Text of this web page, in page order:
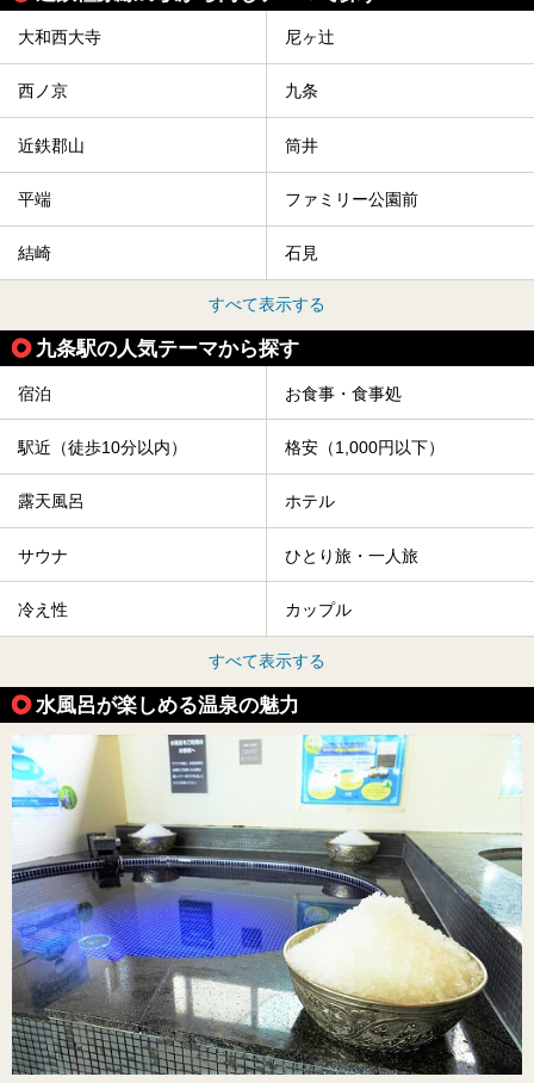
大和西大寺 尼ヶ辻
西ノ京 九条
近鉄郡山 筒井
平端 ファミリー公園前
結崎 石見
すべて表示する
九条駅の人気テーマから探す
宿泊 お食事・食事処
駅近（徒歩10分以内） 格安（1,000円以下）
露天風呂 ホテル
サウナ ひとり旅・一人旅
冷え性 カップル
すべて表示する
水風呂が楽しめる温泉の魅力